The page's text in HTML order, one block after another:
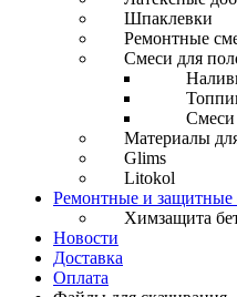
Шпаклевки
Ремонтные
Смеси для
Смеси
Материалы
Glims
Litokol
Ремонтные и защитные
Химзащита
Новости
Доставка
Оплата